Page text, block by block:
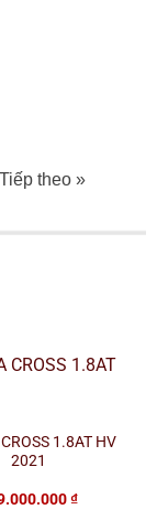
Tiếp theo »
1.8AT HV
2021
₫